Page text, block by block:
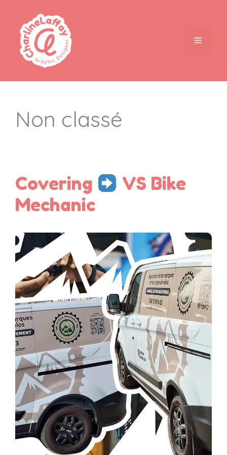
Non classé
Covering
VS Bike
Mechanic